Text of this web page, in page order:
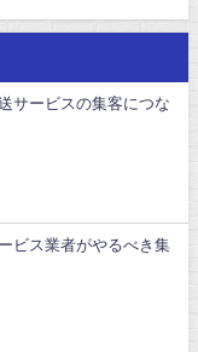
サービスの集客につな
ビス業者がやるべき集